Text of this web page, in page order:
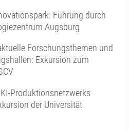
Führung durch
Augsburg
Forschungsthemen und
Exkursion zum
Produktionsnetzwerks
der Universität